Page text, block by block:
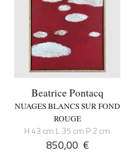
Beatrice Pontacq
NUAGES BLANCS SUR FOND
ROUGE
H 43 cm L 35 cm P 2 cm
850,00 €